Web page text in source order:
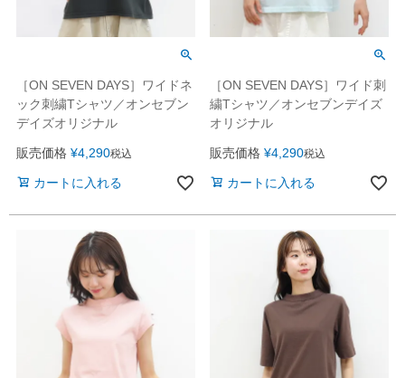
［ON SEVEN DAYS］ワイドネ
ック刺繍Tシャツ／オンセブン
デイズオリジナル
販売価格 ¥4,290税込
カートに入れる
［ON SEVEN DAYS］ワイド刺
繍Tシャツ／オンセブンデイズ
オリジナル
販売価格 ¥4,290税込
カートに入れる